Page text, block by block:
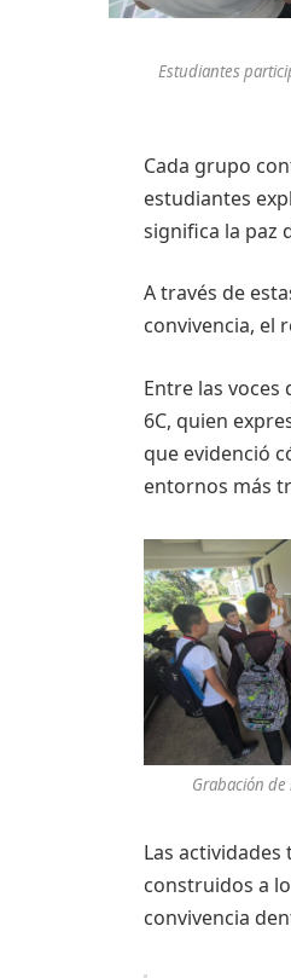
Estudiantes
Cada grupo
estudiantes
significa la paz
A través de
convivencia, el
Entre las
6C, quien
que evidenció
entornos más
Grabación
Las
construidos a
convivencia